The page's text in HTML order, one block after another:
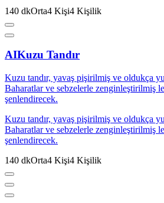
140 dkOrta4 Kişi4 Kişilik
AIKuzu Tandır
Kuzu tandır, yavaş pişirilmiş ve oldukça
Baharatlar ve sebzelerle zenginleştirilmiş
şenlendirecek.
Kuzu tandır, yavaş pişirilmiş ve oldukça
Baharatlar ve sebzelerle zenginleştirilmiş
şenlendirecek.
140 dkOrta4 Kişi4 Kişilik